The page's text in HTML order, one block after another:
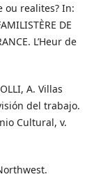
ou realites? In:
DE
L’Heur de
A. Villas
del trabajo.
Cultural, v.